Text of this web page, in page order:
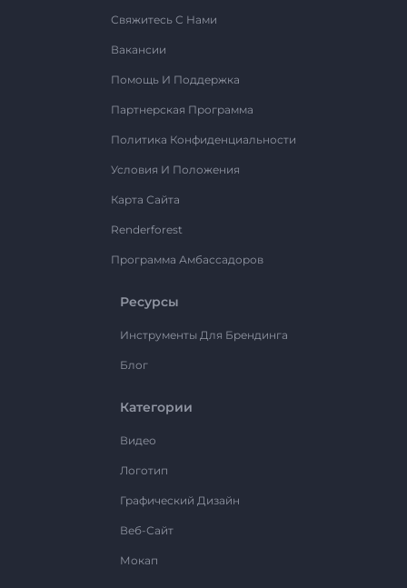
Свяжитесь С Нами
Вакансии
Помощь И Поддержка
Партнерская Программа
Политика Конфиденциальности
Условия И Положения
Карта Сайта
Renderforest
Программа Амбассадоров
Ресурсы
Инструменты Для Брендинга
Блог
Категории
Видео
Логотип
Графический Дизайн
Веб-Сайт
Мокап